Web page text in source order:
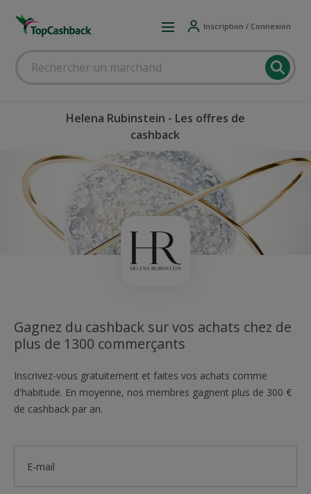
Inscription / Connexion
Helena Rubinstein - Les offres de
cashback
Gagnez du cashback sur vos achats chez de
plus de 1300 commerçants
Inscrivez-vous gratuitement et faites vos achats comme
d'habitude. En moyenne, nos membres gagnent plus de 300 €
de cashback par an.
E-mail